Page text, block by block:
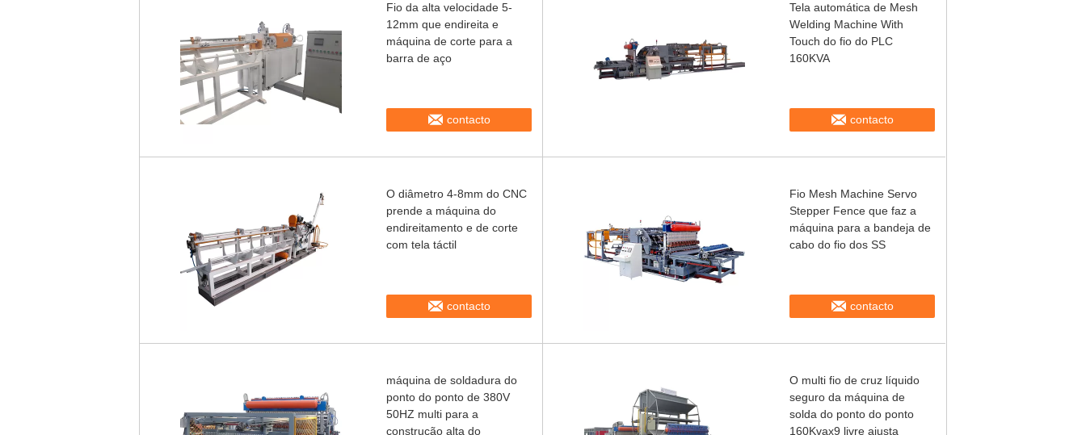
Fio da alta velocidade 5-
12mm que endireita e
máquina de corte para a
barra de aço
contacto
Tela automática de Mesh
Welding Machine With
Touch do fio do PLC
160KVA
contacto
O diâmetro 4-8mm do CNC
prende a máquina do
endireitamento e de corte
com tela táctil
contacto
Fio Mesh Machine Servo
Stepper Fence que faz a
máquina para a bandeja de
cabo do fio dos SS
contacto
máquina de soldadura do
ponto do ponto de 380V
50HZ multi para a
construção alta do
O multi fio de cruz líquido
seguro da máquina de
solda do ponto do ponto
160Kvax9 livre ajusta